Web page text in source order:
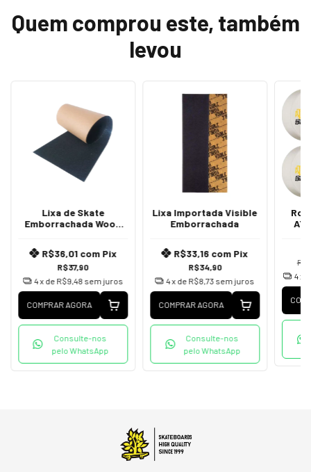
Quem comprou este, também
levou
Lixa de Skate
Emborrachada Wood
R$37,90
R$36,01 com Pix
4x de R$9,48 sem juros
COMPRAR AGORA
Consulte-nos
pelo WhatsApp
Lixa Importada Visible
Emborrachada
R$34,90
R$33,16 com Pix
4x de R$8,73 sem juros
COMPRAR AGORA
Consulte-nos
pelo WhatsApp
4x